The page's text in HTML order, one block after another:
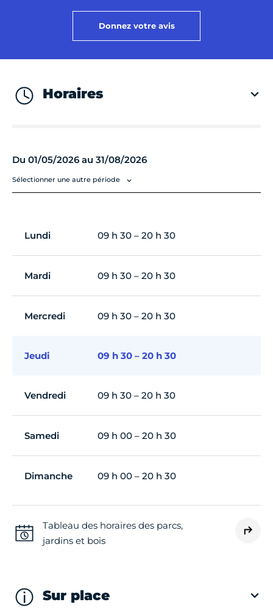
Donnez votre avis
Horaires
Du 01/05/2026 au 31/08/2026
Sélectionner une autre période
Lundi 09 h 30 – 20 h 30
Mardi 09 h 30 – 20 h 30
Mercredi 09 h 30 – 20 h 30
Jeudi 09 h 30 – 20 h 30
Vendredi 09 h 30 – 20 h 30
Samedi 09 h 00 – 20 h 30
Dimanche 09 h 00 – 20 h 30
Tableau des horaires des parcs,
jardins et bois
Sur place